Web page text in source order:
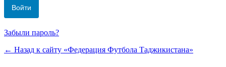
Забыли пароль?
← Назад к сайту «Федерация Футбола Таджикистана»